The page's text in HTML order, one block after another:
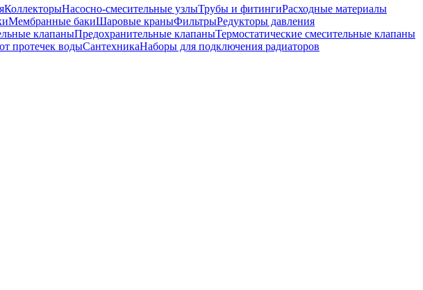
КоллекторыНасосно-смесительные узлыТрубы и фитингиРасходные материалы
Мембранные бакиШаровые краныФильтрыРедукторы давления
клапаныПредохранительные клапаныТермостатические смесительные клапаны
протечек водыСантехникаНаборы для подключения радиаторов